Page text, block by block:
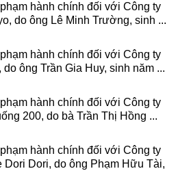
hành chính đối với Công ty
do ông Lê Minh Trường, sinh ...
hành chính đối với Công ty
ông Trần Gia Huy, sinh năm ...
hành chính đối với Công ty
200, do bà Trần Thị Hồng ...
hành chính đối với Công ty
Dori Dori, do ông Phạm Hữu Tài,